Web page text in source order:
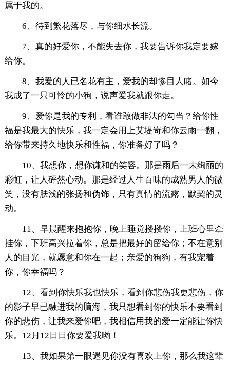
属于我的。
6、待到繁花落尽，与你细水长流。
7、真的好爱你，不能失去你，我要告诉你我定要嫁
给你。
8、我爱的人已名花有主，爱我的却惨目人睹。如今
我成了一只可怜的小狗，说声爱我就跟你走。
9、爱你是我的专利，看谁敢做非法的勾当？给你性
福是我最大的快乐，我一定会用上艾堤岢和你云雨一翻，
给你带来持久地快乐和性福，你准备好了吗？
10、我想你，想你谦和的笑容。那是雨后一末绚丽的
彩虹，让人砰然心动。那是经过人生百味的成熟男人的微
笑，没有肤浅的张扬和伪饰，只有真情的流露，默契的灵
动。
11、早晨醒来抱抱你，晚上睡觉搂搂你，上班心里牵
挂你，下班高兴拉着你，总是把最好的留给你；不在意别
人的目光，就愿意和你在一起；亲爱的狗狗，有我宠着
你，你幸福吗？
12、看到你快乐我也快乐，看到你悲伤我更悲伤，你
的影子早已融进我的脑海，我只想看到你的快乐不要看到
你的悲伤，让我来爱你吧，我相信用我的爱一定能让你快
乐。12月12日日你要爱我哟！
13、我如果第一眼遇见你没有喜欢上你，那么我这辈